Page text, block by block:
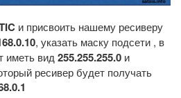
и присвоить нашему ресиверу
, указать маску подсети , в
иметь вид 255.255.255.0 и
ресивер будет получать